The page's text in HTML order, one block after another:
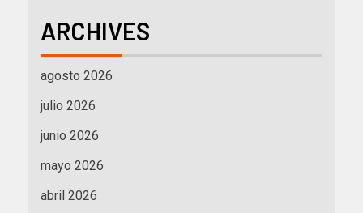
ARCHIVES
agosto 2026
julio 2026
junio 2026
mayo 2026
abril 2026